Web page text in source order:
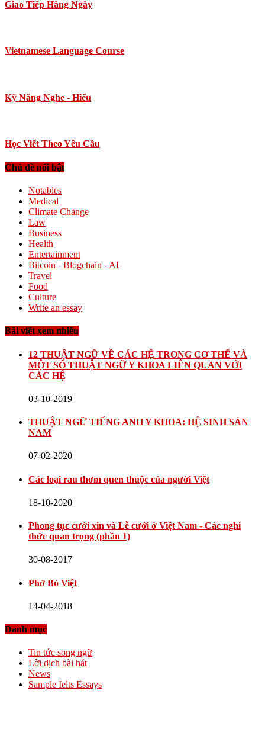
Giao Tiếp Hàng Ngày
Vietnamese Language Course
Kỹ Năng Nghe - Hiểu
Học Viết Theo Yêu Cầu
Chủ đề nổi bật
Notables
Medical
Climate Change
Law
Business
Health
Entertainment
Bitcoin - Blogchain - AI
Travel
Food
Culture
Write an essay
Bài viết xem nhiều
12 THUẬT NGỮ VỀ CÁC HỆ TRONG CƠ THỂ VÀ
MỘT SỐ THUẬT NGỮ Y KHOA LIÊN QUAN VỚI
CÁC HỆ
03-10-2019
THUẬT NGỮ TIẾNG ANH Y KHOA: HỆ SINH SẢN
NAM
07-02-2020
Các loại rau thơm quen thuộc của người Việt
18-10-2020
Phong tục cưới xin và Lễ cưới ở Việt Nam - Các nghi
thức quan trọng (phần 1)
30-08-2017
Phở Bò Việt
14-04-2018
Danh mục
Tin tức song ngữ
Lời dịch bài hát
News
Sample Ielts Essays